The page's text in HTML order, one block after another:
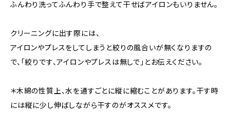
ふんわり洗ってふんわり手で整えて干せばアイロンもいりません。
クリーニングに出す際には、
アイロンやプレスをしてしまうと絞りの風合いが無くなりますの
で、「絞りです、アイロンやプレスは無しで」とお伝えください。
＊木綿の性質上、水を通すごとに縦に縮むことがあります。干す時
には縦に少し伸ばしながら干すのがオススメです。